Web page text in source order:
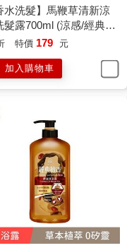
水洗髮】馬鞭草清新涼
髮露700ml (涼感/經典香
民洗髮精/香水洗髮精)
特價 179 元
加入購物車